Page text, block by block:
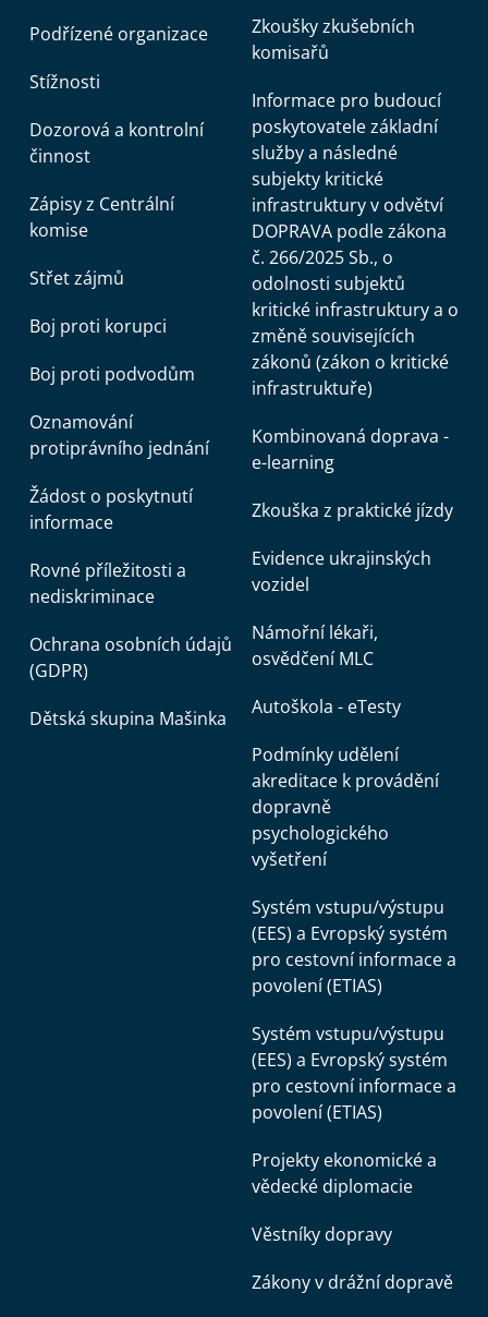
Podřízené organizace
Stížnosti
Dozorová a kontrolní
činnost
Zápisy z Centrální
komise
Střet zájmů
Boj proti korupci
Boj proti podvodům
Oznamování
protiprávního jednání
Žádost o poskytnutí
informace
Rovné příležitosti a
nediskriminace
Ochrana osobních údajů
(GDPR)
Dětská skupina Mašinka
Zkoušky zkušebních
komisařů
Informace pro budoucí
poskytovatele základní
služby a následné
subjekty kritické
infrastruktury v odvětví
DOPRAVA podle zákona
č. 266/2025 Sb., o
odolnosti subjektů
kritické infrastruktury a o
změně souvisejících
zákonů (zákon o kritické
infrastruktuře)
Kombinovaná doprava -
e-learning
Zkouška z praktické jízdy
Evidence ukrajinských
vozidel
Námořní lékaři,
osvědčení MLC
Autoškola - eTesty
Podmínky udělení
akreditace k provádění
dopravně
psychologického
vyšetření
Systém vstupu/výstupu
(EES) a Evropský systém
pro cestovní informace a
povolení (ETIAS)
Systém vstupu/výstupu
(EES) a Evropský systém
pro cestovní informace a
povolení (ETIAS)
Projekty ekonomické a
vědecké diplomacie
Věstníky dopravy
Zákony v drážní dopravě